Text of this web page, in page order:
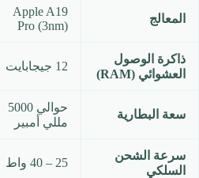
المعالج
Apple A19
Pro (3nm)
ذاكرة الوصول
العشوائي (RAM)
12 جيجابايت
سعة البطارية
حوالي 5000
مللي أمبير
سرعة الشحن
السلكي
25 – 40 واط